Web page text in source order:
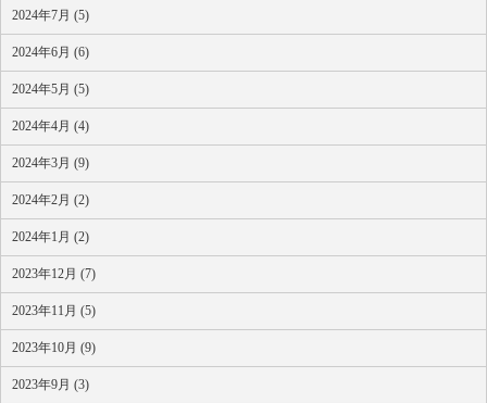
2024年7月 (5)
2024年6月 (6)
2024年5月 (5)
2024年4月 (4)
2024年3月 (9)
2024年2月 (2)
2024年1月 (2)
2023年12月 (7)
2023年11月 (5)
2023年10月 (9)
2023年9月 (3)